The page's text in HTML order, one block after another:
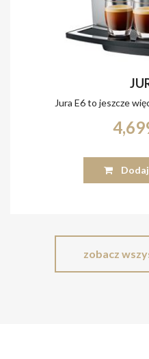
Jura E6 to jeszcze
zobacz